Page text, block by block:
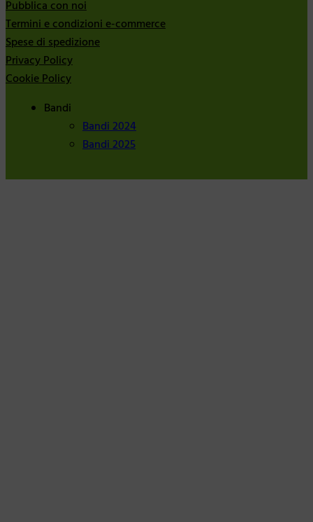
Pubblica con noi
Termini e condizioni e-commerce
Spese di spedizione
Privacy Policy
Cookie Policy
Bandi
Bandi 2024
Bandi 2025